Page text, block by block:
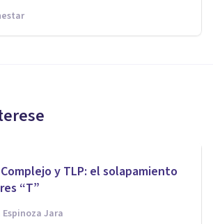
y TLP: el solapamiento
“T”
Jara